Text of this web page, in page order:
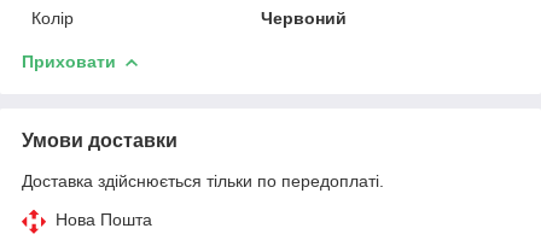
Колір
Червоний
Приховати
Умови доставки
Доставка здійснюється тільки по передоплаті.
Нова Пошта